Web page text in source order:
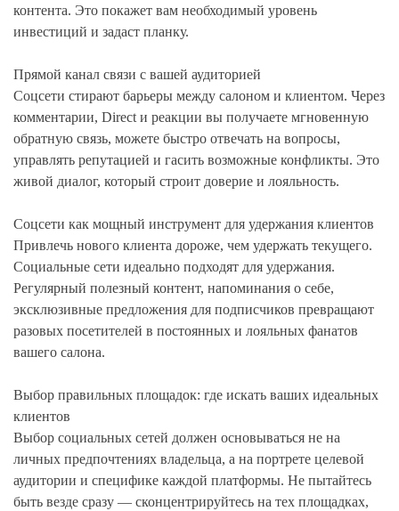
контента. Это покажет вам необходимый уровень
инвестиций и задаст планку.
Прямой канал связи с вашей аудиторией
Соцсети стирают барьеры между салоном и клиентом. Через
комментарии, Direct и реакции вы получаете мгновенную
обратную связь, можете быстро отвечать на вопросы,
управлять репутацией и гасить возможные конфликты. Это
живой диалог, который строит доверие и лояльность.
Соцсети как мощный инструмент для удержания клиентов
Привлечь нового клиента дороже, чем удержать текущего.
Социальные сети идеально подходят для удержания.
Регулярный полезный контент, напоминания о себе,
эксклюзивные предложения для подписчиков превращают
разовых посетителей в постоянных и лояльных фанатов
вашего салона.
Выбор правильных площадок: где искать ваших идеальных
клиентов
Выбор социальных сетей должен основываться не на
личных предпочтениях владельца, а на портрете целевой
аудитории и специфике каждой платформы. Не пытайтесь
быть везде сразу — сконцентрируйтесь на тех площадках,